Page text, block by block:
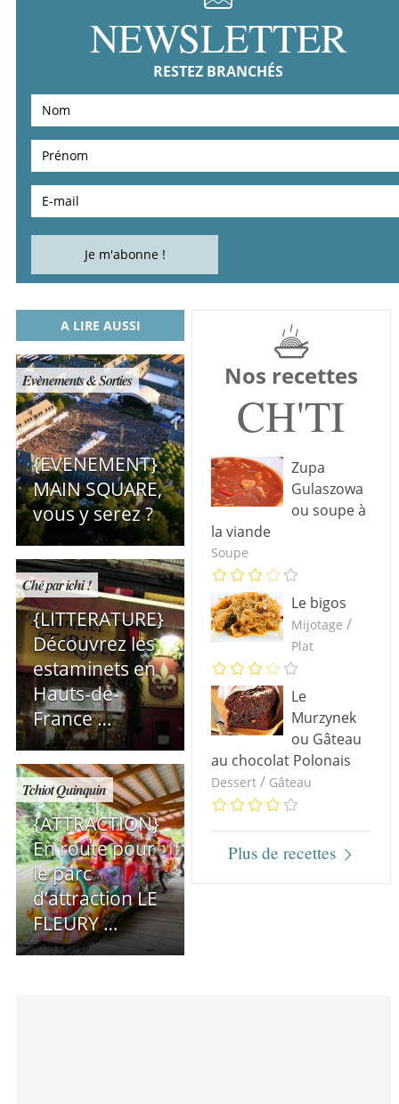
NEWSLETTER
RESTEZ BRANCHÉS
A LIRE AUSSI
Evènements & Sorties
{EVENEMENT}
MAIN SQUARE,
vous y serez ?
Ché par ichi !
{LITTERATURE}
Découvrez les
estaminets en
Hauts-de-
France …
Tchiot Quinquin
{ATTRACTION}
En route pour
le parc
d’attraction LE
FLEURY …
Nos recettes
CH'TI
Zupa
Gulaszowa
ou soupe à
la viande
Soupe
Le bigos
Mijotage /
Plat
Le
Murzynek
ou Gâteau
au chocolat Polonais
Dessert/ Gâteau
Plus de recettes